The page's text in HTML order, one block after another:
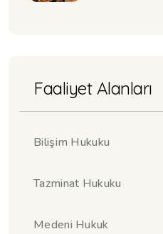
Faaliyet Alanları
Bilişim Hukuku
Tazminat Hukuku
Medeni Hukuk